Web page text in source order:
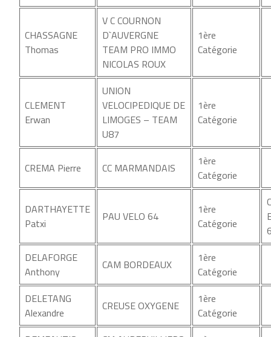
CHASSAGNE
Thomas
V C COURNON
D`AUVERGNE
TEAM PRO IMMO
NICOLAS ROUX
1ère
Catégorie
CLEMENT
Erwan
UNION
VELOCIPEDIQUE DE
LIMOGES – TEAM
U87
1ère
Catégorie
CREMA Pierre CC MARMANDAIS
1ère
Catégorie
DARTHAYETTE
Patxi
PAU VELO 64
1ère
Catégorie
DELAFORGE
Anthony
CAM BORDEAUX
1ère
Catégorie
DELETANG
Alexandre
CREUSE OXYGENE
1ère
Catégorie